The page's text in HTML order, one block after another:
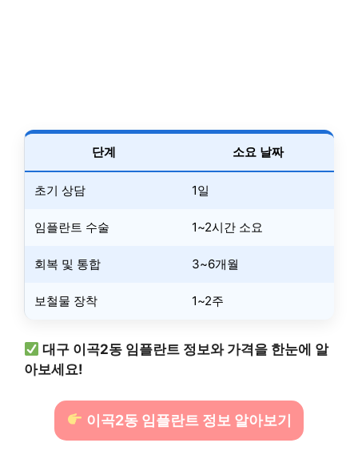
단계 소요 날짜
초기 상담 1일
임플란트 수술 1~2시간 소요
회복 및 통합 3~6개월
보철물 장착 1~2주
대구 이곡2동 임플란트 정보와 가격을 한눈에 알
아보세요!
이곡2동 임플란트 정보 알아보기